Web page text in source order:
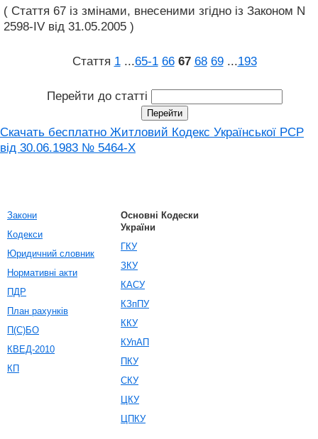
( Стаття 67 із змінами, внесеними згідно із Законом N
2598-IV від 31.05.2005 )
Стаття 1 ...65‑1 66 67 68 69 ...193
Перейти до статті
Скачать бесплатно Житловий Кодекс Української РСР
від 30.06.1983 № 5464-X
Закони
Кодекси
Юридичний словник
Нормативні акти
ПДР
План рахунків
П(С)БО
КВЕД-2010
КП
Основні Кодески
України
ГКУ
ЗКУ
КАСУ
КЗпПУ
ККУ
КУпАП
ПКУ
СКУ
ЦКУ
ЦПКУ